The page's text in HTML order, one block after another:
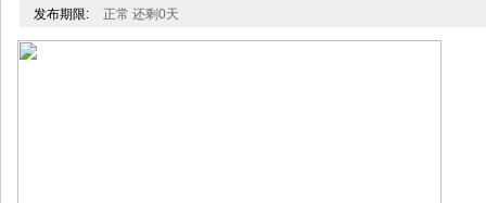
发布期限:
正常 还剩0天